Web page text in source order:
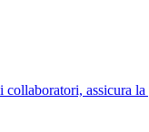
assicura